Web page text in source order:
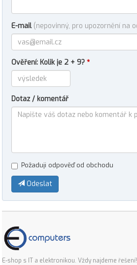
E-mail (nepovinný, pro upozornění na
Ověření: Kolik je 2 + 9? *
Dotaz / komentář
Požaduji odpověď od obchodu
Odeslat
E-shop s IT a elektronikou. Vždy najdeme řešení!